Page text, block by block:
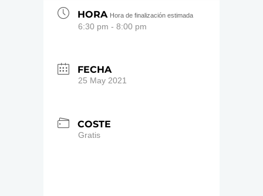
HORA Hora de finalización estimada
6:30 pm - 8:00 pm
FECHA
25 May 2021
COSTE
Gratis